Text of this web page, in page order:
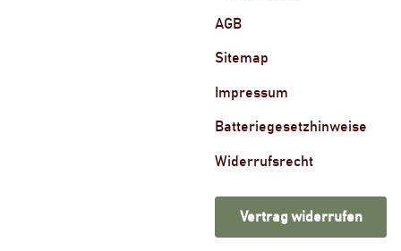
AGB
Sitemap
Impressum
Batteriegesetzhinweise
Widerrufsrecht
Vertrag widerrufen